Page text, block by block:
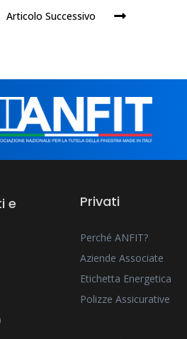
Articolo Successivo
e
Privati
Perché ANFIT?
Aziende Associate
Etichetta Energetica
Polizze Assicurative